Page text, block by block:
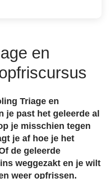
en
Triage en
je past het geleerde al
je misschien tegen
je af hoe je het
de geleerde
weggezakt en je wilt
weer opfrissen.